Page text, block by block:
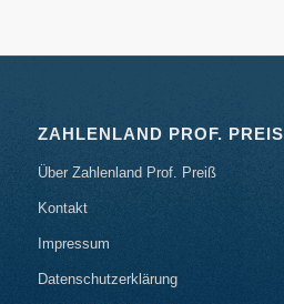
ZAHLENLAND PROF. PREISS
Über Zahlenland Prof. Preiß
Kontakt
Impressum
Datenschutzerklärung